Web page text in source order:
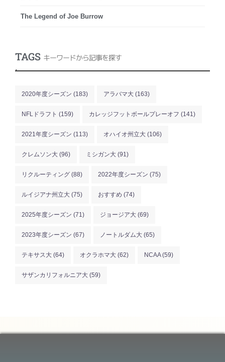
The Legend of Joe Burrow
TAGS キーワードから記事を探す
.
2020年度シーズン (183) アラバマ大 (163)
NFLドラフト (159) カレッジフットボールプレーオフ (141)
2021年度シーズン (113) オハイオ州立大 (106)
クレムソン大 (96) ミシガン大 (91)
リクルーティング (88) 2022年度シーズン (75)
ルイジアナ州立大 (75) おすすめ (74)
2025年度シーズン (71) ジョージア大 (69)
2023年度シーズン (67) ノートルダム大 (65)
テキサス大 (64) オクラホマ大 (62) NCAA(59)
サザンカリフォルニア大 (59)